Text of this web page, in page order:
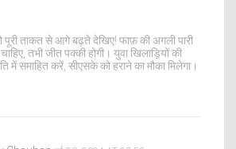
पूरी ताकत से आगे बढ़ते देखिए! फाफ़ की अगली पारी
तभी जीत पक्की होगी। युवा खिलाड़ियों की
में समाहित करें, सीएसके को हराने का मौका मिलेगा।